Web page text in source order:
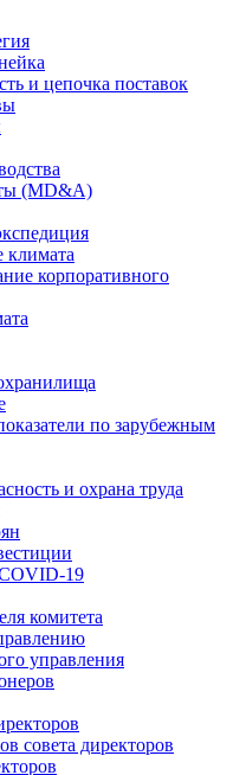
и цепочка поставок
(MD&A)
климата
корпоративного
по зарубежным
и охрана труда
комитета
управления
совета директоров